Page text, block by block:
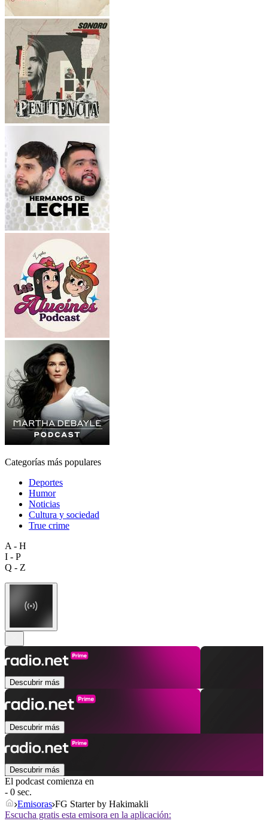
Categorías más populares
Deportes
Humor
Noticias
Cultura y sociedad
True crime
A - H
I - P
Q - Z
Descubrir más
Descubrir más
Descubrir más
El podcast comienza en
- 0 sec.
Emisoras FG Starter by Hakimakli
Escucha gratis esta emisora en la aplicación: